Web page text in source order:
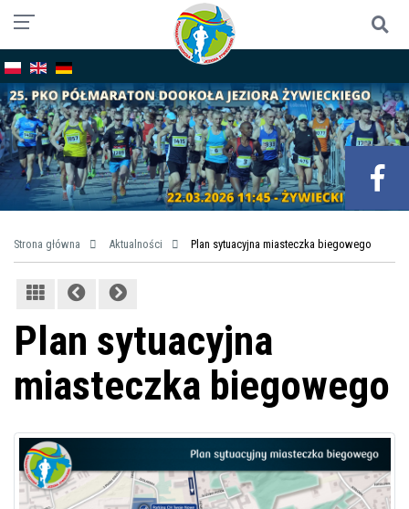
Strona główna Aktualności Plan sytuacyjna miasteczka biegowego
Plan sytuacyjna
miasteczka biegowego